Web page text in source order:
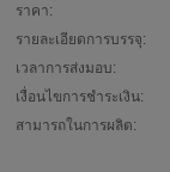
ราคา:
รายละเอียดการบรรจุ:
เวลาการส่งมอบ:
เงื่อนไขการชำระเงิน:
สามารถในการผลิต: